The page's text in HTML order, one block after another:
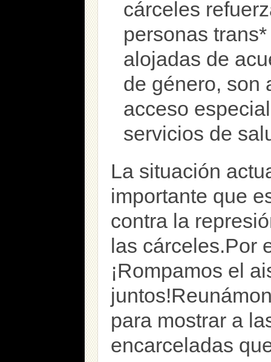
cárceles
personas
alojadas de
de género, son
acceso
servicios de
La situación
importante que
contra la
las cárceles.Por
¡Rompamos el
para mostrar a
encarceladas